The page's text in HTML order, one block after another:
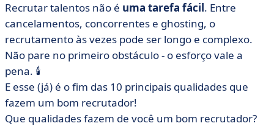
Recrutar talentos não é uma tarefa fácil. Entre
cancelamentos, concorrentes e ghosting, o
recrutamento às vezes pode ser longo e complexo.
Não pare no primeiro obstáculo - o esforço vale a
pena. 🕯️
E esse (já) é o fim das 10 principais qualidades que
fazem um bom recrutador!
Que qualidades fazem de você um bom recrutador?